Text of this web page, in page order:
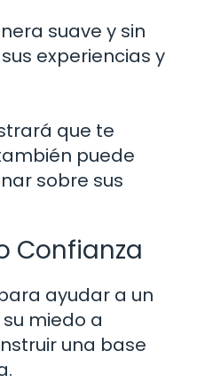
suave y sin
experiencias y
que te
puede
sobre sus
Confianza
ayudar a un
miedo a
una base